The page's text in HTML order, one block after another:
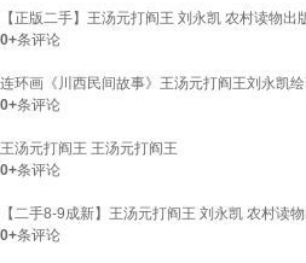
【正版二手】王汤元打阎王 刘永凯 农村读物出
0+条评论
连环画《川西民间故事》王汤元打阎王刘永凯
0+条评论
王汤元打阎王 王汤元打阎王
0+条评论
【二手8-9成新】王汤元打阎王 刘永凯 农村读
0+条评论